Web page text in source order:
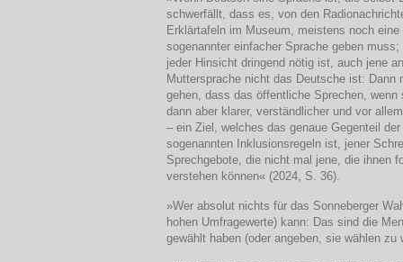
schwerfällt, dass es, von den
Erklärtafeln im Museum, meistens noch
sogenannter einfacher Sprache geben
jeder Hinsicht dringend nötig ist, auch jene
Muttersprache nicht das Deutsche ist: Dann
gehen, dass das öffentliche Sprechen, wenn
dann aber klarer, verständlicher und vor
– ein Ziel, welches das genaue Gegenteil
sogenannten Inklusionsregeln ist, jener
Sprechgebote, die nicht mal jene, die ihnen
verstehen können« (2024, S. 36).
»Wer absolut nichts für das Sonneberger
hohen Umfragewerte) kann: Das sind die
gewählt haben (oder angeben, sie wählen zu